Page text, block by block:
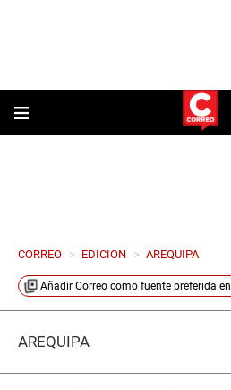
CORREO > EDICION > AREQUIPA
Añadir Correo como fuente preferida en
AREQUIPA